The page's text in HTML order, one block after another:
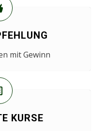
mit Gewinn
KURSE